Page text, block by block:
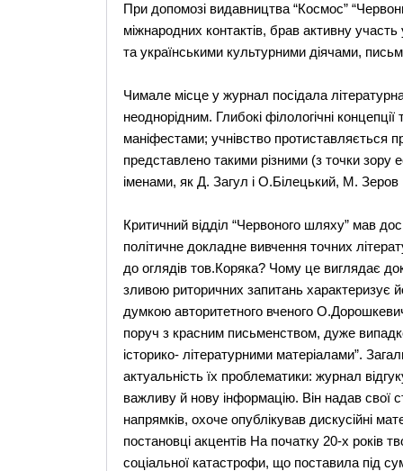
При допомозі видавництва “Космос”
міжнародних контактів, брав активну
та українськими культурними діячами,
Чимале місце у журнал посідала
неоднорідним. Глибокі філологічні
маніфестами; учнівство протиставляється
представлено такими різними (з точки зору
іменами, як Д. Загул і О.Білецький, М.
Критичний відділ “Червоного шляху” мав
політичне докладне вивчення точних
до оглядів тов.Коряка? Чому це виглядає
зливою риторичних запитань характеризує
думкою авторитетного вченого
поруч з красним письменством, дуже
історико- літературними матеріалами”.
актуальність їх проблематики: журнал
важливу й нову інформацію. Він надав свої
напрямків, охоче опублікував дискусійні
постановці акцентів На початку 20-х років
соціальної катастрофи, що поставила під